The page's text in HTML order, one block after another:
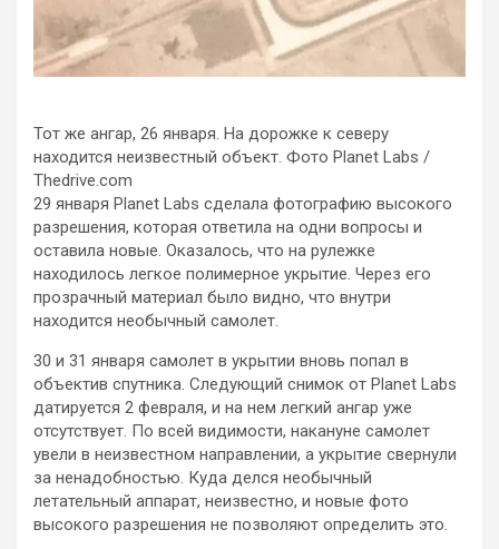
Тот же ангар, 26 января. На дорожке к северу
находится неизвестный объект. Фото Planet Labs /
Thedrive.com
29 января Planet Labs сделала фотографию высокого
разрешения, которая ответила на одни вопросы и
оставила новые. Оказалось, что на рулежке
находилось легкое полимерное укрытие. Через его
прозрачный материал было видно, что внутри
находится необычный самолет.
30 и 31 января самолет в укрытии вновь попал в
объектив спутника. Следующий снимок от Planet Labs
датируется 2 февраля, и на нем легкий ангар уже
отсутствует. По всей видимости, накануне самолет
увели в неизвестном направлении, а укрытие свернули
за ненадобностью. Куда делся необычный
летательный аппарат, неизвестно, и новые фото
высокого разрешения не позволяют определить это.